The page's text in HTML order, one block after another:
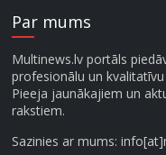
Par mums
Multinews.lv portāls
profesionālu un
Pieeja jaunākajiem un
rakstiem.
Sazinies ar mums: